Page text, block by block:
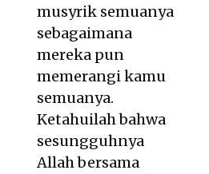
musyrik semuanya
sebagaimana
mereka pun
memerangi kamu
semuanya.
Ketahuilah bahwa
sesungguhnya
Allah bersama